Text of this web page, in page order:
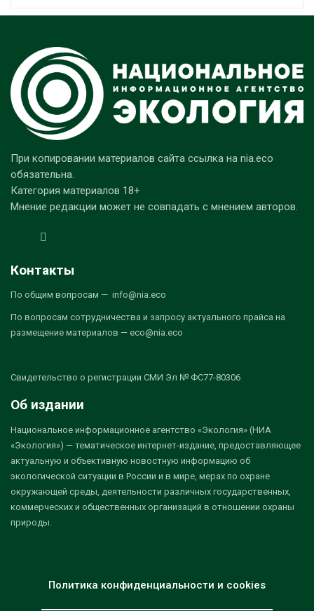
При копировании материалов сайта ссылка на nia.eco
обязательна.
Категория материалов 18+
Мнение редакции может не совпадать с мнением авторов.
Контакты
По общим вопросам — info@nia.eco
По вопросам сотрудничества и запросу актуального прайса на
размещение материалов — eco@nia.eco
Свидетельство о регистрации СМИ Эл № ФС77-80306
Об издании
Национальное информационное агентство «Экология» (НИА
«Экология») — тематическое интернет-издание, предоставляющее
актуальную и объективную новостную информацию об
экологической ситуации в России и в мире, мерах по охране
окружающей среды, деятельности различных государственных,
коммерческих и общественных организаций в отношении охраны
природы.
Политика конфиденциальности и cookies